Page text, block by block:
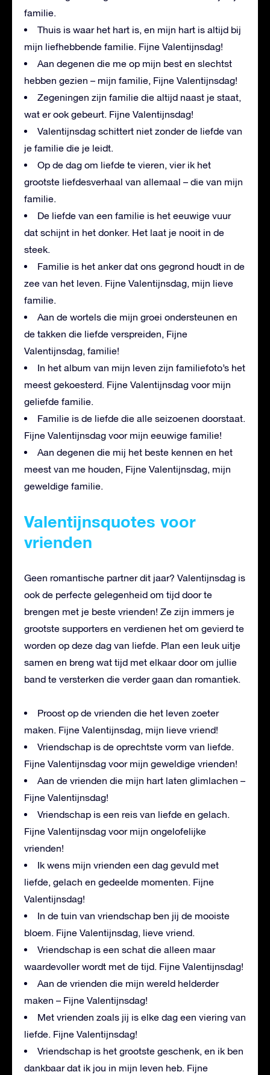
familie.
Thuis is waar het hart is, en mijn hart is altijd bij
mijn liefhebbende familie. Fijne Valentijnsdag!
Aan degenen die me op mijn best en slechtst
hebben gezien – mijn familie, Fijne Valentijnsdag!
Zegeningen zijn familie die altijd naast je staat,
wat er ook gebeurt. Fijne Valentijnsdag!
Valentijnsdag schittert niet zonder de liefde van
je familie die je leidt.
Op de dag om liefde te vieren, vier ik het
grootste liefdesverhaal van allemaal – die van mijn
familie.
De liefde van een familie is het eeuwige vuur
dat schijnt in het donker. Het laat je nooit in de
steek.
Familie is het anker dat ons gegrond houdt in de
zee van het leven. Fijne Valentijnsdag, mijn lieve
familie.
Aan de wortels die mijn groei ondersteunen en
de takken die liefde verspreiden, Fijne
Valentijnsdag, familie!
In het album van mijn leven zijn familiefoto’s het
meest gekoesterd. Fijne Valentijnsdag voor mijn
geliefde familie.
Familie is de liefde die alle seizoenen doorstaat.
Fijne Valentijnsdag voor mijn eeuwige familie!
Aan degenen die mij het beste kennen en het
meest van me houden, Fijne Valentijnsdag, mijn
geweldige familie.
Valentijnsquotes voor
vrienden
Geen romantische partner dit jaar? Valentijnsdag is
ook de perfecte gelegenheid om tijd door te
brengen met je beste vrienden! Ze zijn immers je
grootste supporters en verdienen het om gevierd te
worden op deze dag van liefde. Plan een leuk uitje
samen en breng wat tijd met elkaar door om jullie
band te versterken die verder gaan dan romantiek.
Proost op de vrienden die het leven zoeter
maken. Fijne Valentijnsdag, mijn lieve vriend!
Vriendschap is de oprechtste vorm van liefde.
Fijne Valentijnsdag voor mijn geweldige vrienden!
Aan de vrienden die mijn hart laten glimlachen –
Fijne Valentijnsdag!
Vriendschap is een reis van liefde en gelach.
Fijne Valentijnsdag voor mijn ongelofelijke
vrienden!
Ik wens mijn vrienden een dag gevuld met
liefde, gelach en gedeelde momenten. Fijne
Valentijnsdag!
In de tuin van vriendschap ben jij de mooiste
bloem. Fijne Valentijnsdag, lieve vriend.
Vriendschap is een schat die alleen maar
waardevoller wordt met de tijd. Fijne Valentijnsdag!
Aan de vrienden die mijn wereld helderder
maken – Fijne Valentijnsdag!
Met vrienden zoals jij is elke dag een viering van
liefde. Fijne Valentijnsdag!
Vriendschap is het grootste geschenk, en ik ben
dankbaar dat ik jou in mijn leven heb. Fijne